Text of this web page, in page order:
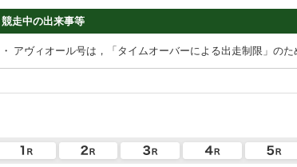
競走中の出来事等
・ アヴィオール号は，「タイムオーバーによる出走制限」の